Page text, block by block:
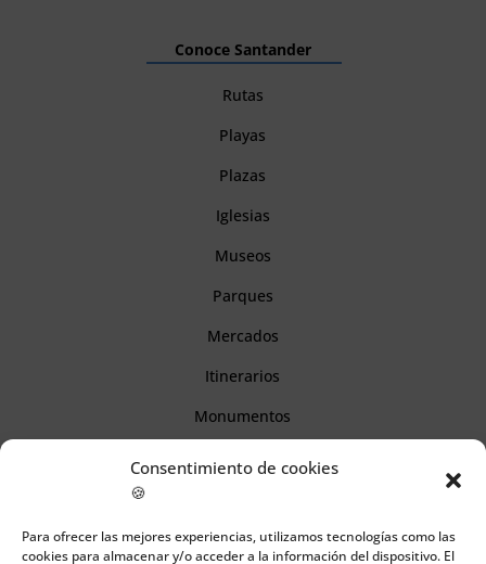
Consentimiento de cookies
🍪
Para ofrecer las mejores experiencias, utilizamos tecnologías como las
cookies para almacenar y/o acceder a la información del dispositivo. El
Conoce Santander
Rutas
Playas
Plazas
Iglesias
Museos
Parques
Mercados
Itinerarios
Monumentos
Información